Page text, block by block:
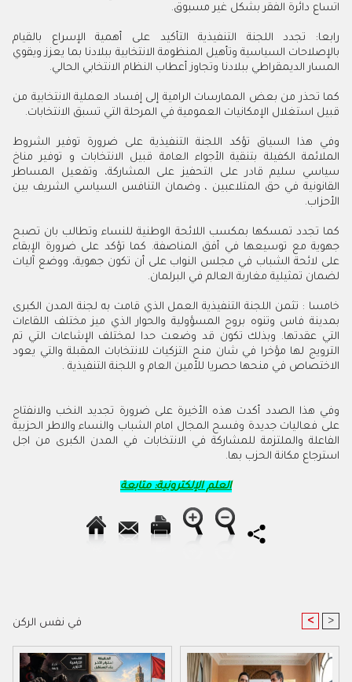
اتساع دائرة الفقر بشكل غير مسبوق.
رابعا: تجدد اللجنة التنفيذية التأكيد على أهمية الإسراع بالقيام
بالإصلاحات السياسية وتأهيل المنظومة الانتخابية ببلادنا بما يعزز ويقوي
المسار الديمقراطي ببلادنا وتجاوز أعطاب النظام الانتخابي الحالي.
كما تحذر من بعض الممارسات الرامية إلى إفساد العملية الانتخابية من
قبيل استغلال الإمكانيات العمومية في المرحلة التي تسبق الانتخابات.
وفي هذا السياق تؤكد اللجنة التنفيذية على ضرورة توفير الشروط
الملائمة الكفيلة بتنقية الأجواء العامة قبيل الانتخابات و توفير مناخ
سياسي سليم قادر على التحفيز على المشاركة، وتفعيل المساطر
القانونية في حق المتلاعبين ، وضمان التنافس السياسي الشريف بين
الأحزاب.
كما تجدد تمسكها بمكسب اللائحة الوطنية للنساء وتطالب بان تصبح
جهوية مع توسيعها في أفق المناصفة. كما تؤكد على ضرورة الإبقاء
على لائحة الشباب في مجلس النواب على أن تكون جهوية، ووضع آليات
لضمان تمثيلية مغاربة العالم في البرلمان.
خامسا : تثمن اللجنة التنفيذية العمل الذي قامت به لجنة المدن الكبرى
بمدينة فاس وتنوه بروح المسؤولية والحوار الذي ميز مختلف اللقاءات
التي عقدتها. وبذلك تكون قد وضعت حدا لمختلف الإشاعات التي تم
الترويج لها مؤخرا في شان منح التزكيات للانتخابات المقبلة والتي يعود
الاختصاص في منحها حصريا للأمين العام و اللجنة التنفيذية .
وفي هذا الصدد أكدت هذه الأخيرة على ضرورة تجديد النخب والانفتاح
على فعاليات جديدة وفسح المجال امام الشباب والنساء والاطر الحزبية
الفاعلة والملتزمة للمشاركة في الانتخابات في المدن الكبرى من اجل
استرجاع مكانة الحزب بها.
العلم الإلكترونية: متابعة
في نفس الركن < >